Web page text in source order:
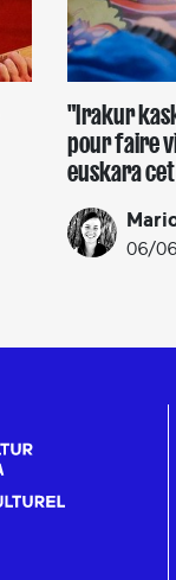
"Irakur
pour faire
euskara
06/